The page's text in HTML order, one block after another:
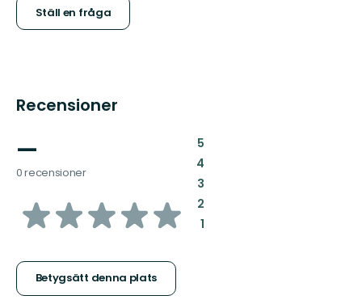
Ställ en fråga
Recensioner
—
0 recensioner
av
stjärnor
Betygsätt denna plats
5:
4:
3:
2:
1: